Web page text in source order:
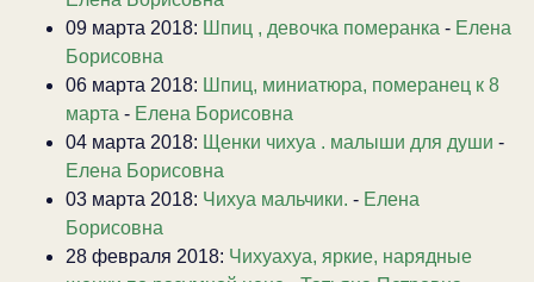
09 марта 2018: Шпиц , девочка померанка - Елена
Борисовна
06 марта 2018: Шпиц, миниатюра, померанец к 8
марта - Елена Борисовна
04 марта 2018: Щенки чихуа . малыши для души -
Елена Борисовна
03 марта 2018: Чихуа мальчики. - Елена
Борисовна
28 февраля 2018: Чихуахуа, яркие, нарядные